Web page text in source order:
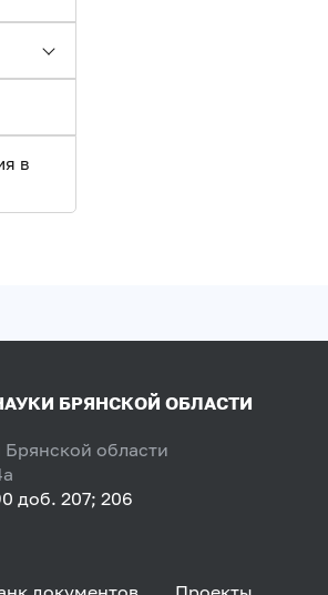
в
БРЯНСКОЙ ОБЛАСТИ
области
доб. 207; 206